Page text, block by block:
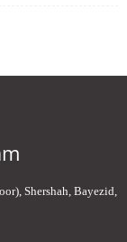
Shershah, Bayezid,